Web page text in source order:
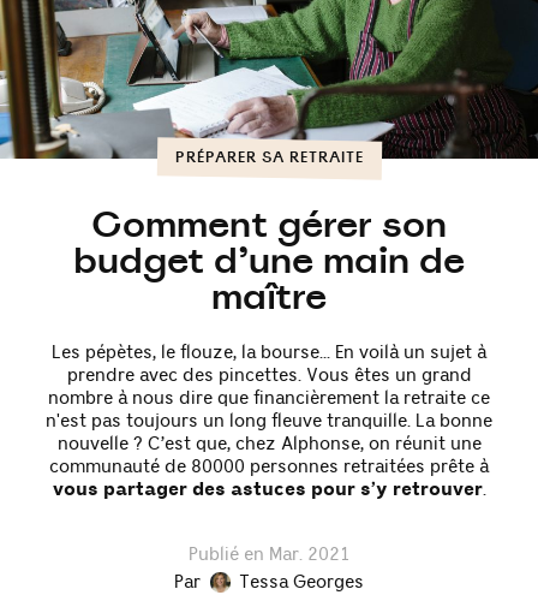
PRÉPARER SA RETRAITE
Comment gérer son
budget d’une main de
maître
Les pépètes, le flouze, la bourse... En voilà un sujet à
prendre avec des pincettes. Vous êtes un grand
nombre à nous dire que financièrement la retraite ce
n'est pas toujours un long fleuve tranquille. La bonne
nouvelle ? C’est que, chez Alphonse, on réunit une
communauté de 80000 personnes retraitées prête à
vous partager des astuces pour s’y retrouver.
Publié en Mar. 2021
Par
Tessa Georges